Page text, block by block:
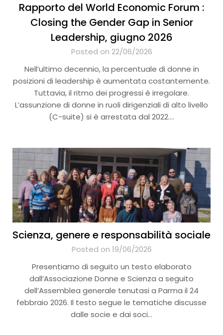
Rapporto del World Economic Forum :
Closing the Gender Gap in Senior
Leadership, giugno 2026
Posted on 22/06/2026
Nell’ultimo decennio, la percentuale di donne in
posizioni di leadership è aumentata costantemente.
Tuttavia, il ritmo dei progressi è irregolare.
L’assunzione di donne in ruoli dirigenziali di alto livello
(C-suite) si è arrestata dal 2022….
Scienza, genere e responsabilità sociale
Posted on 19/06/2026
Presentiamo di seguito un testo elaborato
dall’Associazione Donne e Scienza a seguito
dell’Assemblea generale tenutasi a Parma il 24
febbraio 2026. Il testo segue le tematiche discusse
dalle socie e dai soci…